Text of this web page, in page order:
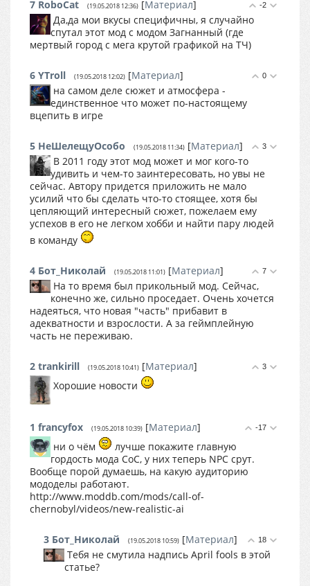
-2
7 RoboCat (19.05.2018 12:36) [Материал]
Да,да мои вкусы специфичны, я случайно
спутал этот мод с модом Загнанный (где
мертвый город с мега крутой графикой на ТЧ)
0
6 YTroll (19.05.2018 12:02) [Материал]
на самом деле сюжет и атмосфера -
единственное что может по-настоящему
вцепить в игре
3
5 НеШелещуОсобо (19.05.2018 11:34) [Материал]
В 2011 году этот мод может и мог кого-то
удивить и чем-то заинтересовать, но увы не
сейчас. Автору придется приложить не мало
усилий что бы сделать что-то стоящее, хотя бы
цепляющий интересный сюжет, пожелаем ему
успехов в его не легком хобби и найти пару людей
в команду
7
4 Бот_Николай (19.05.2018 11:01) [Материал]
На то время был прикольный мод. Сейчас,
конечно же, сильно проседает. Очень хочется
надеяться, что новая "часть" прибавит в
адекватности и взрослости. А за геймплейную
часть не переживаю.
3
2 trankirill (19.05.2018 10:41) [Материал]
Хорошие новости
-17
1 francyfox (19.05.2018 10:39) [Материал]
ни о чём
лучше покажите главную
гордость мода CoC, у них теперь NPC срут.
Вообще порой думаешь, на какую аудиторию
мододелы работают.
http://www.moddb.com/mods/call-of-
chernobyl/videos/new-realistic-ai
18
3 Бот_Николай (19.05.2018 10:59) [Материал]
Тебя не смутила надпись April fools в этой
статье?